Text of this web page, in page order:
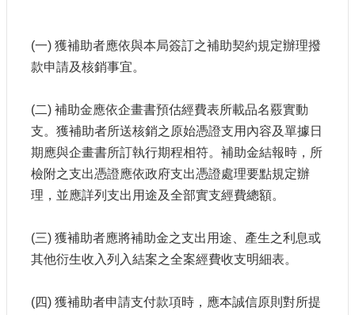
(一) 獲補助者應依與本局簽訂之補助契約規定辦理撥
款申請及核銷事宜。
(二) 補助金應依企畫書預估經費表所載品名覈實動
支。獲補助者所送核銷之原始憑證支用內容及單據日
期應與企畫書所訂執行期程相符。補助金結報時，所
檢附之支出憑證應依政府支出憑證處理要點規定辦
理，並應詳列支出用途及全部實支經費總額。
(三) 獲補助者應將補助金之支出用途、產生之利息或
其他衍生收入列入結案之全案經費收支明細表。
(四) 獲補助者申請支付款項時，應本誠信原則對所提